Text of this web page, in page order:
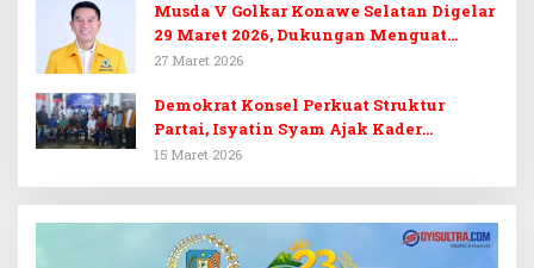
Musda V Golkar Konawe Selatan Digelar
29 Maret 2026, Dukungan Menguat
untuk Irham Kalenggo
27 Maret 2026
Demokrat Konsel Perkuat Struktur
Partai, Isyatin Syam Ajak Kader
Kembalikan Kejayaan
15 Maret 2026